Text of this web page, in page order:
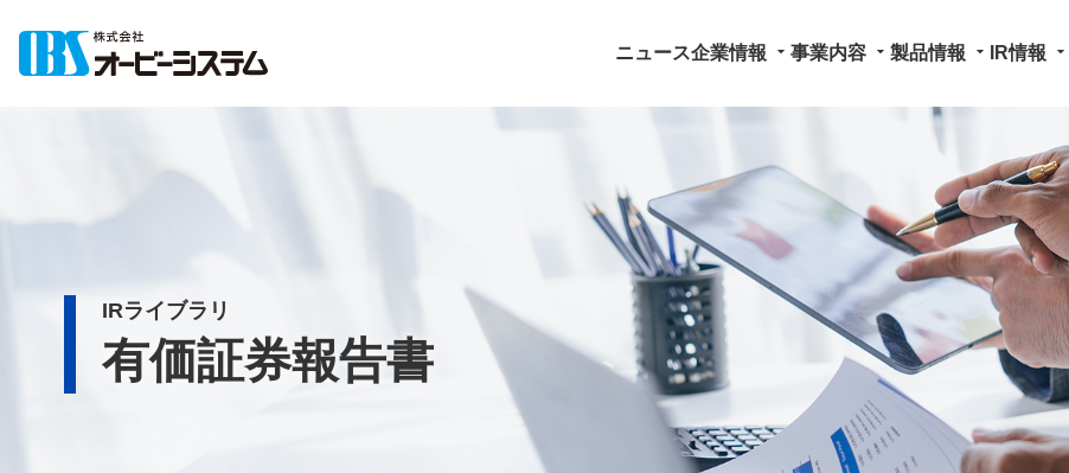
ニュース企業情報 arrow_drop_down 事業内容 arrow_drop_down 製品情報 arrow_drop_down IR情報 arrow_drop_down
IRライブラリ
有価証券報告書